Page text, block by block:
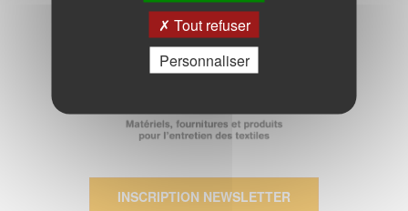
INSCRIPTION NEWSLETTER
Tout refuser
Personnaliser